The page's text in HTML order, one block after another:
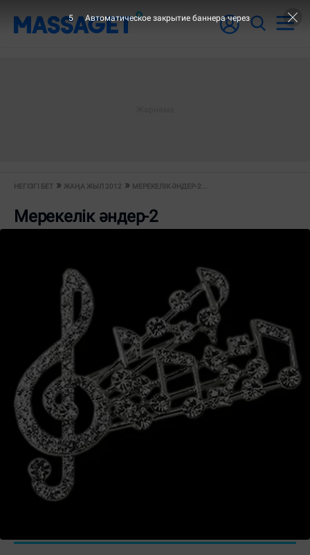
НЕГІЗГІ БЕТ ЖАҢА ЖЫЛ 2012 МЕРЕКЕЛІК ӘНДЕР-2...
Мерекелік әндер-2
4 Автоматическое закрытие баннера через